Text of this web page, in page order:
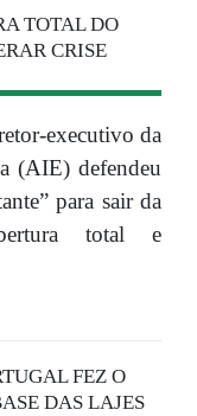
TOTAL DO
CRISE
executivo da
(AIE) defendeu
para sair da
total e
FEZ O
DAS LAJES